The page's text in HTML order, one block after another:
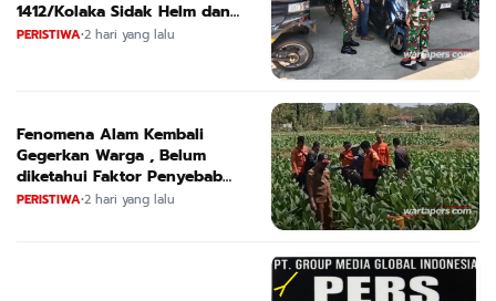
1412/Kolaka Sidak Helm dan
Kendaraan
PERISTIWA•2 hari yang lalu
Fenomena Alam Kembali
Gegerkan Warga , Belum
diketahui Faktor Penyebab
Suara
PERISTIWA•2 hari yang lalu